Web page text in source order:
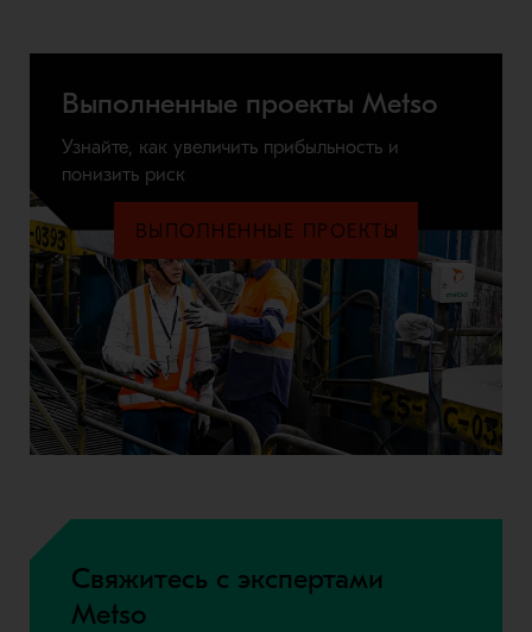
Выполненные проекты Metso
Узнайте, как увеличить прибыльность и
понизить риск
ВЫПОЛНЕННЫЕ ПРОЕКТЫ
Свяжитесь с экспертами
Metso